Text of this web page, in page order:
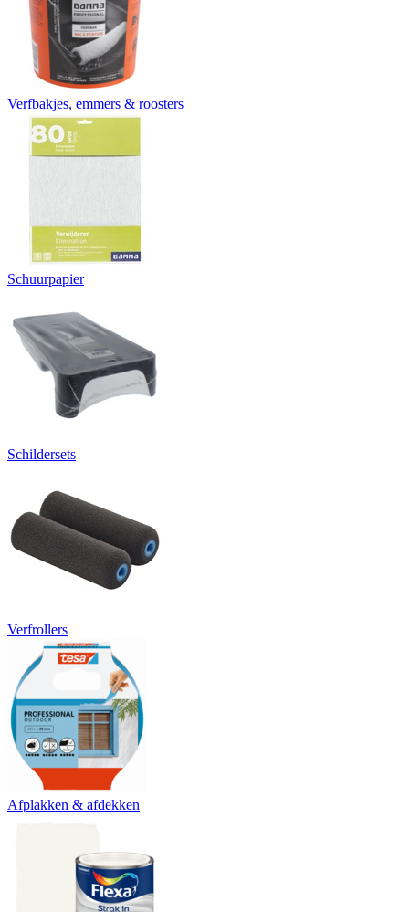
Verfbakjes, emmers & roosters
Schuurpapier
Schildersets
Verfrollers
Afplakken & afdekken